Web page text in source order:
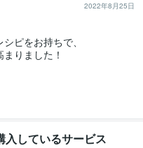
2022年8月25日
ピをお持ちで、
りました！
入しているサービス